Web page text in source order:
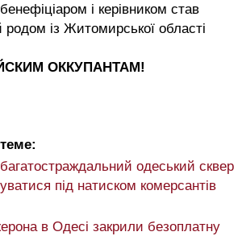
і керівником став
родом із Житомирської області
ОККУПАНТАМ!
багатостраждальний одеський сквер
під натиском комерсантів
в Одесі закрили безоплатну